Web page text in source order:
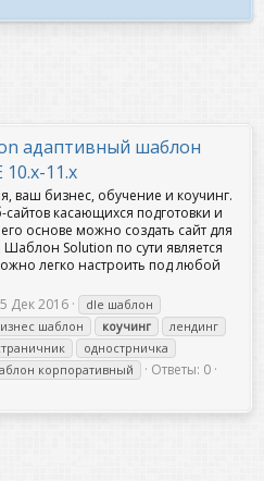
адаптивный шаблон
11.x
ваш бизнес, обучение и коучинг.
касающихся подготовки и
основе можно создать сайт для
Solution по сути является
легко настроить под любой
Дек 2016
dle шаблон
шаблон коучинг
лендинг
однострничка
корпоративный
Ответы: 0